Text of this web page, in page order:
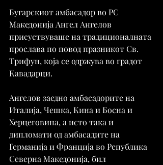
Бугарскиот амбасадор во РС
Македонија Ангел Ангелов
присуствуваше на традиционалната
прослава по повод празникот Св.
Трифун, која се одржува во градот
Кавадарци.
Ангелов заедно амбасадорите на
Италија, Чешка, Кина и Босна и
Херцеговина, а исто така и
дипломати од амбасадите на
Германија и Франција во Република
Северна Македонија, бил